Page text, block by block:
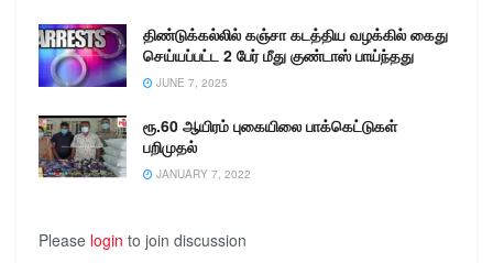
திண்டுக்கல்லில் கஞ்சா கடத்திய வழக்கில் கைது
செய்யப்பட்ட 2 பேர் மீது குண்டாஸ் பாய்ந்தது
JUNE 7, 2025
ரூ.60 ஆயிரம் புகையிலை பாக்கெட்டுகள்
பறிமுதல்
JANUARY 7, 2022
Please login to join discussion